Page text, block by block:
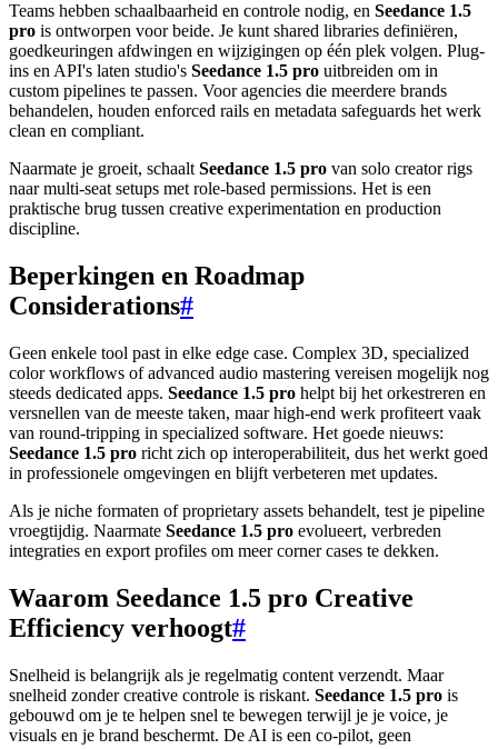
Teams hebben schaalbaarheid en controle nodig, en Seedance 1.5
pro is ontworpen voor beide. Je kunt shared libraries definiëren,
goedkeuringen afdwingen en wijzigingen op één plek volgen. Plug-
ins en API's laten studio's Seedance 1.5 pro uitbreiden om in
custom pipelines te passen. Voor agencies die meerdere brands
behandelen, houden enforced rails en metadata safeguards het werk
clean en compliant.
Naarmate je groeit, schaaltSeedance 1.5 pro van solo creator rigs
naar multi-seat setups met role-based permissions. Het is een
praktische brug tussen creative experimentation en production
discipline.
Beperkingen en Roadmap
Considerations#
Geen enkele tool past in elke edge case. Complex 3D, specialized
color workflows of advanced audio mastering vereisen mogelijk nog
steeds dedicated apps. Seedance 1.5 pro helpt bij het orkestreren en
versnellen van de meeste taken, maar high-end werk profiteert vaak
van round-tripping in specialized software. Het goede nieuws:
Seedance 1.5 pro richt zich op interoperabiliteit, dus het werkt goed
in professionele omgevingen en blijft verbeteren met updates.
Als je niche formaten of proprietary assets behandelt, test je pipeline
vroegtijdig. Naarmate Seedance 1.5 pro evolueert, verbreden
integraties en export profiles om meer corner cases te dekken.
Waarom Seedance 1.5 pro Creative
Efficiency verhoogt#
Snelheid is belangrijk als je regelmatig content verzendt. Maar
snelheid zonder creative controle is riskant. Seedance 1.5 pro is
gebouwd om je te helpen snel te bewegen terwijl je je voice, je
visuals en je brand beschermt. De AI is een co-pilot, geen